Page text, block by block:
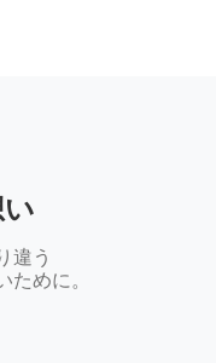
違う
ために。